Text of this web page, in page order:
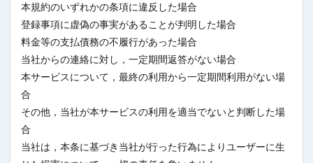
本規約のいずれかの条項に違反した場合
登録事項に虚偽の事実があることが判明した場合
料金等の支払債務の不履行があった場合
当社からの連絡に対し，一定期間返答がない場合
本サービスについて，最終の利用から一定期間利用がない場
合
その他，当社が本サービスの利用を適当でないと判断した場
合
当社は，本条に基づき当社が行った行為によりユーザーに生